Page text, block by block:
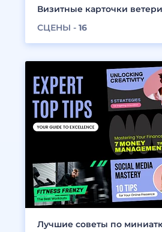
Визитные карточки
СЦЕНЫ - 16
Лучшие советы по